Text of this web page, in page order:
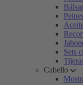
Sets
Cabello